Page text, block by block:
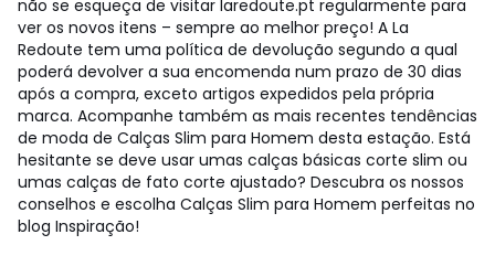
não se esqueça de visitar laredoute.pt regularmente para
ver os novos itens – sempre ao melhor preço! A La
Redoute tem uma política de devolução segundo a qual
poderá devolver a sua encomenda num prazo de 30 dias
após a compra, exceto artigos expedidos pela própria
marca. Acompanhe também as mais recentes tendências
de moda de Calças Slim para Homem desta estação. Está
hesitante se deve usar umas calças básicas corte slim ou
umas calças de fato corte ajustado? Descubra os nossos
conselhos e escolha Calças Slim para Homem perfeitas no
blog Inspiração!